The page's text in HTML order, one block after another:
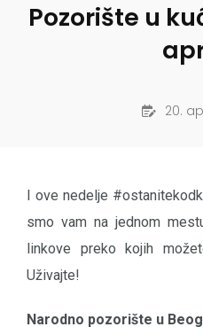
Pozorište u
20.
I ove nedelje
smo vam na jednom
linkove preko kojih
Uživajte!
Narodno pozorište u